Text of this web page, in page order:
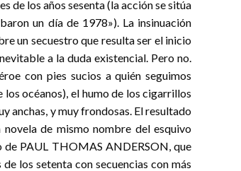
de los años sesenta (la acción se sitúa
un día de 1978»). La insinuación
un secuestro que resulta ser el inicio
a la duda existencial. Pero no.
con pies sucios a quién seguimos
océanos), el humo de los cigarrillos
anchas, y muy frondosas. El resultado
de mismo nombre del esquivo
PAUL THOMAS ANDERSON, que
los setenta con secuencias con más